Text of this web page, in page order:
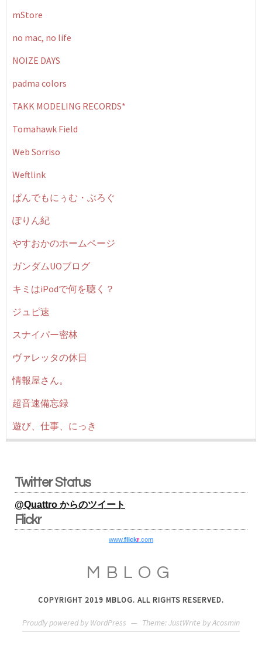
mStore
no mac, no life
NOIZE DAYS
padma colors
TAKK MODELING RECORDS*
Tomahawk Field
Web Sorriso
Weftlink
ぱんでもにぅむ・ぶろぐ
ぽりん紀
やすおかのホームページ
ガンダムUOブログ
キミはiPodで何を聴く？
ジュピ速
スナイパー密林
ヴァレッタの休日
情報屋さん。
超音速備忘録
遊び、仕事、にっき
Twitter Status
@Quattro からのツイート
Flickr
www.flickr.com
MBLOG
COPYRIGHT 2019 MBLOG. ALL RIGHTS RESERVED.
Proudly powered by WordPress — Theme: JustWrite byAcosmin